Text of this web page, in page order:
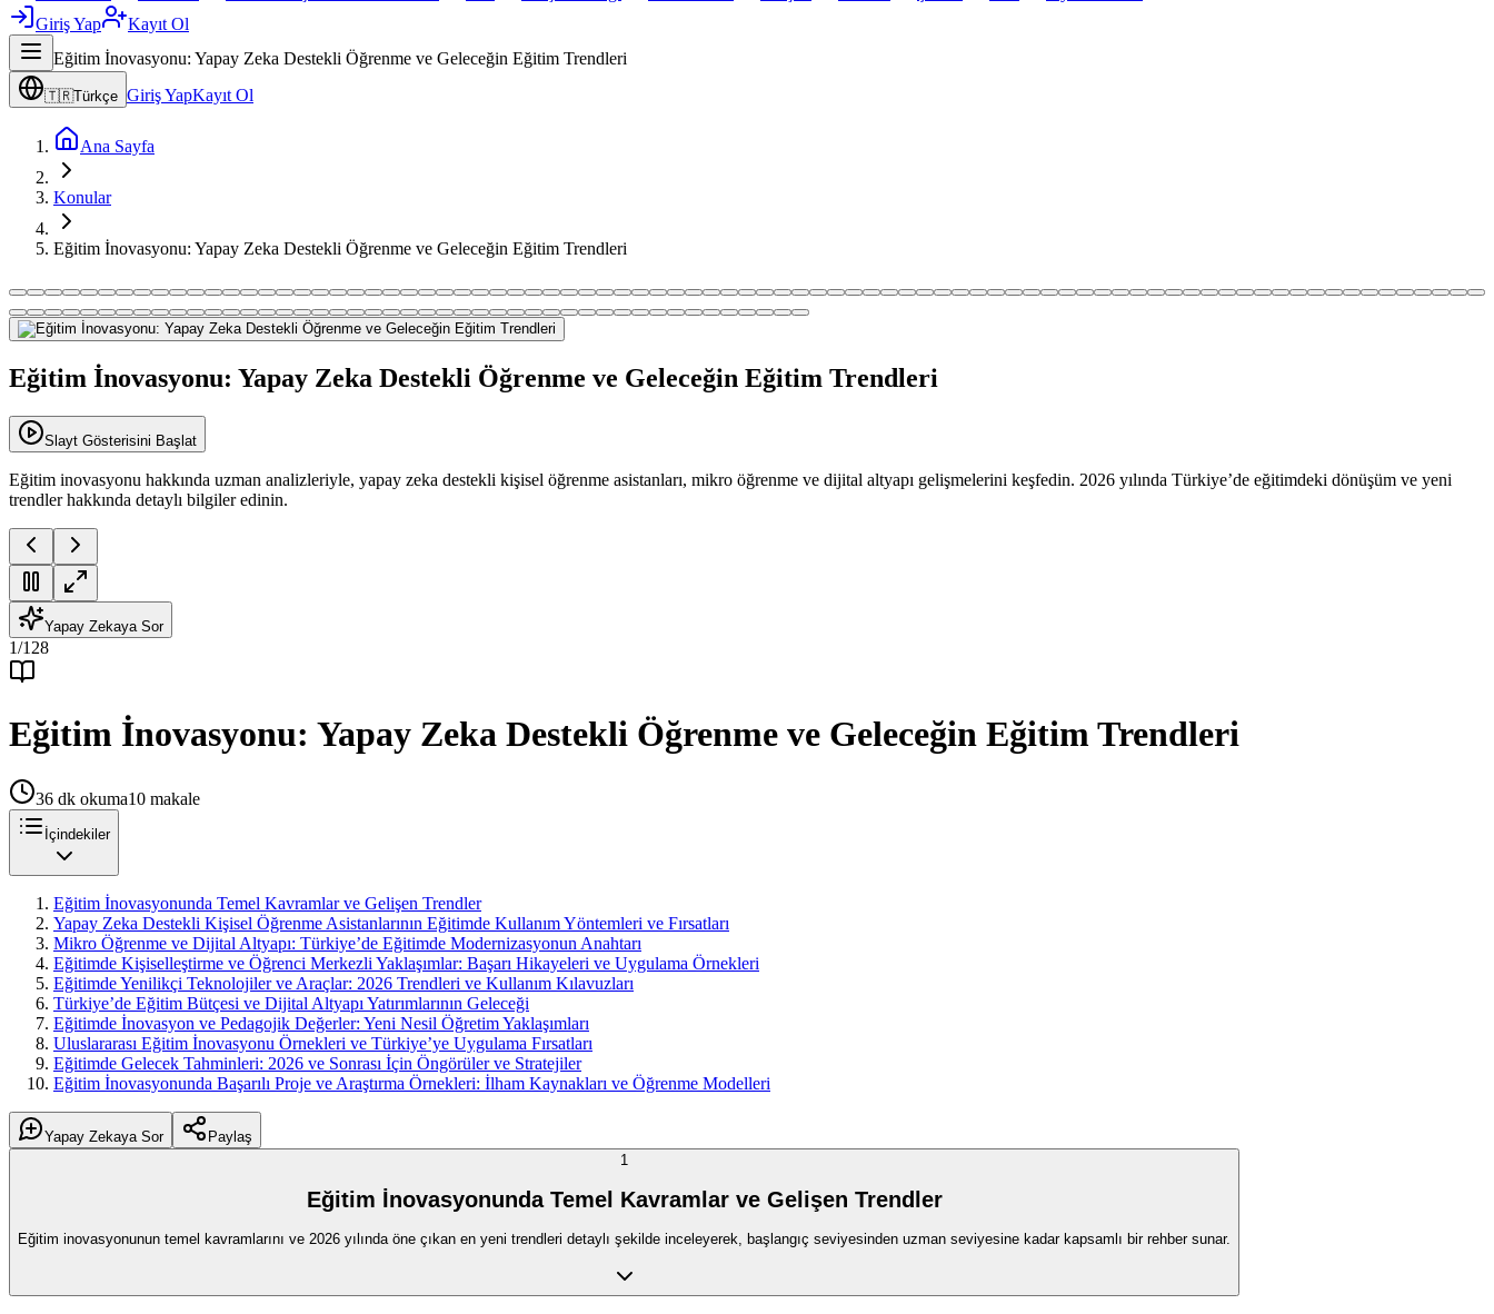
Giriş Yap
Kayıt Ol
Eğitim İnovasyonu: Yapay Zeka Destekli Öğrenme ve Geleceğin Eğitim Trendleri
🇹🇷Türkçe Giriş YapKayıt Ol
Ana Sayfa
Konular
Eğitim İnovasyonu: Yapay Zeka Destekli Öğrenme ve Geleceğin Eğitim Trendleri
Eğitim İnovasyonu: Yapay Zeka Destekli Öğrenme ve Geleceğin Eğitim Trendleri
Slayt Gösterisini Başlat
Eğitim inovasyonu hakkında uzman analizleriyle, yapay zeka destekli kişisel öğrenme asistanları, mikro öğrenme ve dijital altyapı gelişmelerini keşfedin. 2026 yılında Türkiye’de eğitimdeki dönüşüm ve yeni
trendler hakkında detaylı bilgiler edinin.
Yapay Zekaya Sor
1/128
Eğitim İnovasyonu: Yapay Zeka Destekli Öğrenme ve Geleceğin Eğitim Trendleri
36 dk okuma10 makale
İçindekiler
Eğitim İnovasyonunda Temel Kavramlar ve Gelişen Trendler
Yapay Zeka Destekli Kişisel Öğrenme Asistanlarının Eğitimde Kullanım Yöntemleri ve Fırsatları
Mikro Öğrenme ve Dijital Altyapı: Türkiye’de Eğitimde Modernizasyonun Anahtarı
Eğitimde Kişiselleştirme ve Öğrenci Merkezli Yaklaşımlar: Başarı Hikayeleri ve Uygulama Örnekleri
Eğitimde Yenilikçi Teknolojiler ve Araçlar: 2026 Trendleri ve Kullanım Kılavuzları
Türkiye’de Eğitim Bütçesi ve Dijital Altyapı Yatırımlarının Geleceği
Eğitimde İnovasyon ve Pedagojik Değerler: Yeni Nesil Öğretim Yaklaşımları
Uluslararası Eğitim İnovasyonu Örnekleri ve Türkiye’ye Uygulama Fırsatları
Eğitimde Gelecek Tahminleri: 2026 ve Sonrası İçin Öngörüler ve Stratejiler
Eğitim İnovasyonunda Başarılı Proje ve Araştırma Örnekleri: İlham Kaynakları ve Öğrenme Modelleri
Yapay Zekaya Sor
Paylaş
1
Eğitim İnovasyonunda Temel Kavramlar ve Gelişen Trendler
Eğitim inovasyonunun temel kavramlarını ve 2026 yılında öne çıkan en yeni trendleri detaylı şekilde inceleyerek, başlangıç seviyesinden uzman seviyesine kadar kapsamlı bir rehber sunar.